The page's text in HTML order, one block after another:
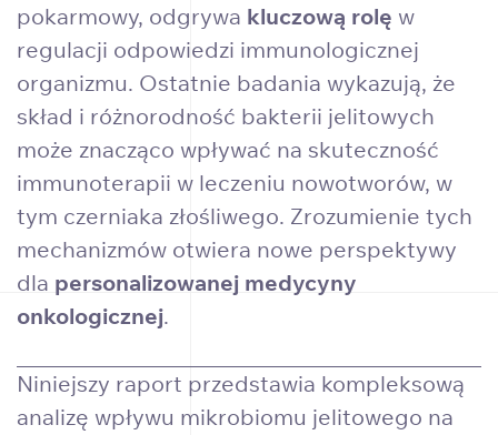
pokarmowy, odgrywa kluczową rolę w
regulacji odpowiedzi immunologicznej
organizmu. Ostatnie badania wykazują, że
skład i różnorodność bakterii jelitowych
może znacząco wpływać na skuteczność
immunoterapii w leczeniu nowotworów, w
tym czerniaka złośliwego. Zrozumienie tych
mechanizmów otwiera nowe perspektywy
dla personalizowanej medycyny
onkologicznej.
Niniejszy raport przedstawia kompleksową
analizę wpływu mikrobiomu jelitowego na